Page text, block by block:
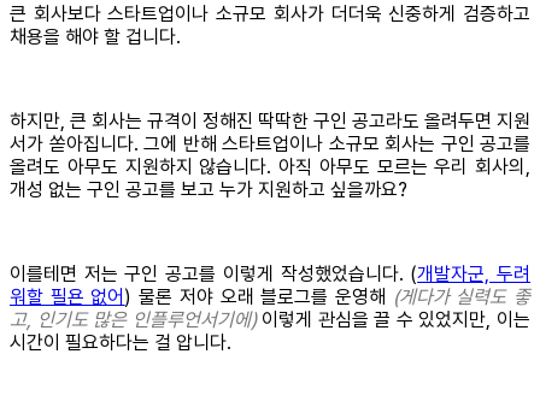
큰 회사보다 스타트업이나 소규모 회사가 더더욱 신중하게 검증하고
채용을 해야 할 겁니다.
하지만, 큰 회사는 규격이 정해진 딱딱한 구인 공고라도 올려두면 지원
서가 쏟아집니다. 그에 반해 스타트업이나 소규모 회사는 구인 공고를
올려도 아무도 지원하지 않습니다. 아직 아무도 모르는 우리 회사의,
개성 없는 구인 공고를 보고 누가 지원하고 싶을까요?
이를테면 저는 구인 공고를 이렇게 작성했었습니다. (개발자군, 두려
워할 필욘 없어 ) 물론 저야 오래 블로그를 운영해 (게다가 실력도 좋
고, 인기도 많은 인플루언서기에)이렇게 관심을 끌 수 있었지만, 이는
시간이 필요하다는 걸 압니다.